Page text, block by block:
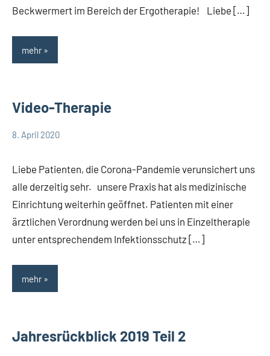
Beckwermert im Bereich der Ergotherapie! Liebe […]
mehr
Video-Therapie
Allgemein
8. April 2020
TBueskens
Liebe Patienten, die Corona-Pandemie verunsichert uns
alle derzeitig sehr. unsere Praxis hat als medizinische
Einrichtung weiterhin geöffnet. Patienten mit einer
ärztlichen Verordnung werden bei uns in Einzeltherapie
unter entsprechendem Infektionsschutz […]
mehr
Jahresrückblick 2019 Teil 2